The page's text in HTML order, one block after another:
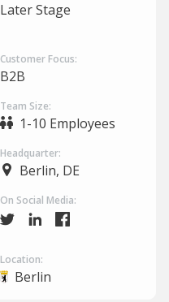
Later Stage
Customer Focus:
B2B
Team Size:
1-10 Employees
Headquarter:
Berlin, DE
On Social Media:
Location:
Berlin